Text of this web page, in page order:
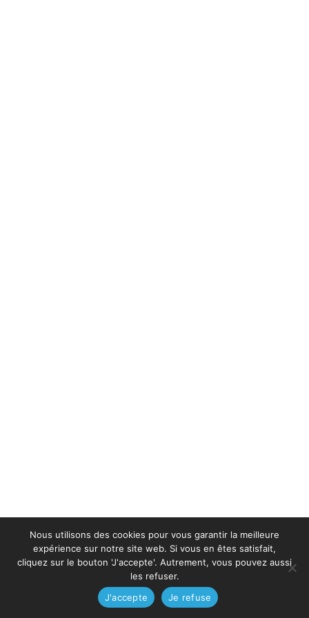
Nous utilisons des cookies pour vous garantir la meilleure
expérience sur notre site web. Si vous en êtes satisfait,
cliquez sur le bouton 'J'accepte'. Autrement, vous pouvez aussi
les refuser.
J'accepte
Je refuse